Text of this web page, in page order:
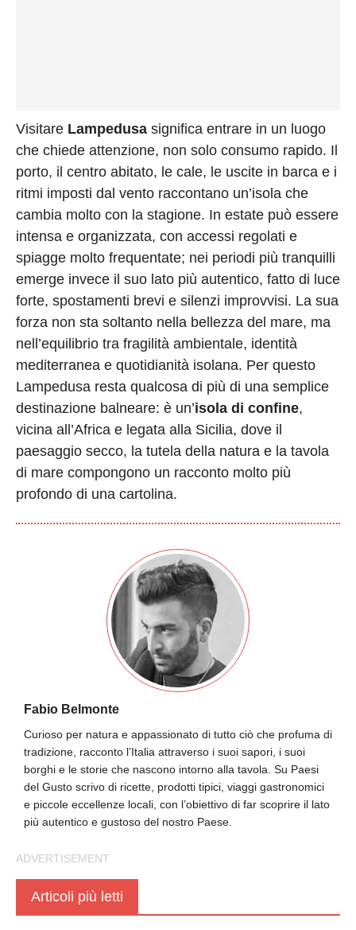
Visitare Lampedusa significa entrare in un luogo
che chiede attenzione, non solo consumo rapido. Il
porto, il centro abitato, le cale, le uscite in barca e i
ritmi imposti dal vento raccontano un’isola che
cambia molto con la stagione. In estate può essere
intensa e organizzata, con accessi regolati e
spiagge molto frequentate; nei periodi più tranquilli
emerge invece il suo lato più autentico, fatto di luce
forte, spostamenti brevi e silenzi improvvisi. La sua
forza non sta soltanto nella bellezza del mare, ma
nell’equilibrio tra fragilità ambientale, identità
mediterranea e quotidianità isolana. Per questo
Lampedusa resta qualcosa di più di una semplice
destinazione balneare: è un’isola di confine,
vicina all’Africa e legata alla Sicilia, dove il
paesaggio secco, la tutela della natura e la tavola
di mare compongono un racconto molto più
profondo di una cartolina.
Fabio Belmonte
Curioso per natura e appassionato di tutto ciò che profuma di
tradizione, racconto l’Italia attraverso i suoi sapori, i suoi
borghi e le storie che nascono intorno alla tavola. Su Paesi
del Gusto scrivo di ricette, prodotti tipici, viaggi gastronomici
e piccole eccellenze locali, con l’obiettivo di far scoprire il lato
più autentico e gustoso del nostro Paese.
Articoli più letti